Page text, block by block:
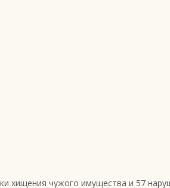
хищения чужого имущества и 57